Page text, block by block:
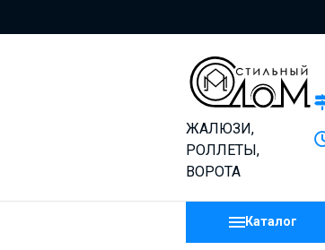
ЖАЛЮЗИ,
РОЛЛЕТЫ,
ВОРОТА
Каталог